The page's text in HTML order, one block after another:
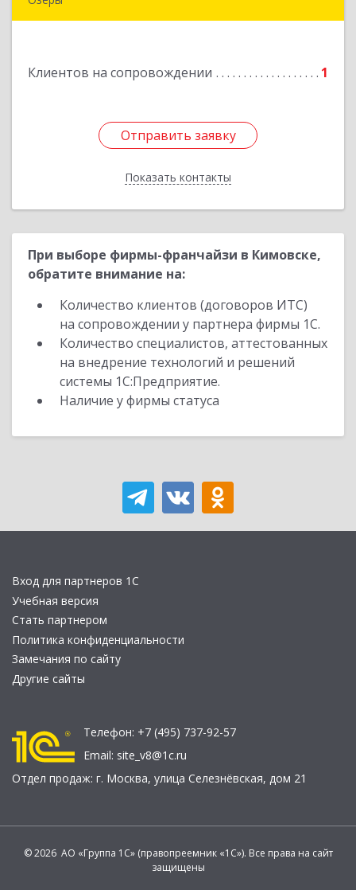
Клиентов на сопровождении 1
Отправить заявку
Показать контакты
Подробнее
Отправить заявку
Назад
При выборе фирмы-франчайзи в Кимовске,
обратите внимание на:
Количество клиентов (договоров ИТС)
на сопровождении у партнера фирмы 1С.
Количество специалистов, аттестованных
на внедрение технологий и решений
системы 1С:Предприятие.
Наличие у фирмы статуса
Вход для партнеров 1С
Учебная версия
Стать партнером
Политика конфиденциальности
Замечания по сайту
Другие сайты
Телефон: +7 (495) 737-92-57
Email: site_v8@1c.ru
Отдел продаж: г. Москва, улица Селезнёвская, дом 21
© 2026 АО «Группа 1С» (правопреемник «1С»). Все права на сайт
защищены